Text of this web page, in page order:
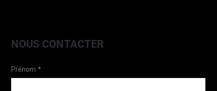
NOUS CONTACTER
Prénom *